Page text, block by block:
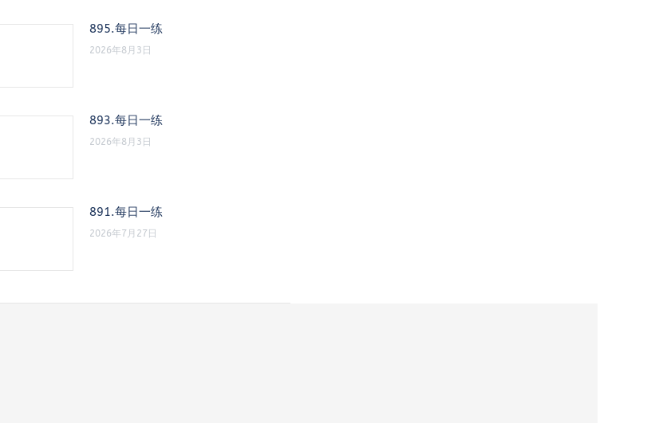
895.每日一练
2026年8月3日
893.每日一练
2026年8月3日
891.每日一练
2026年7月27日